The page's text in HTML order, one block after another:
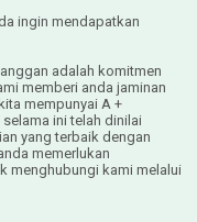
ingin mendapatkan
adalah komitmen
memberi anda jaminan
mempunyai A +
ini telah dinilai
yang terbaik dengan
memerlukan
menghubungi kami melalui